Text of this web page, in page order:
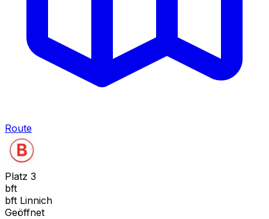
Route
Platz 3
bft
bft Linnich
Geöffnet